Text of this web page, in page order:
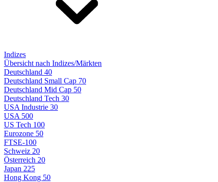
Indizes
Übersicht nach Indizes/Märkten
Deutschland 40
Deutschland Small Cap 70
Deutschland Mid Cap 50
Deutschland Tech 30
USA Industrie 30
USA 500
US Tech 100
Eurozone 50
FTSE-100
Schweiz 20
Österreich 20
Japan 225
Hong Kong 50